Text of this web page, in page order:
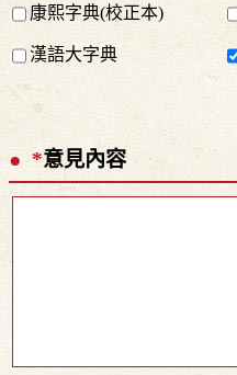
康熙字典(校正本)
漢語大字典
*意見內容